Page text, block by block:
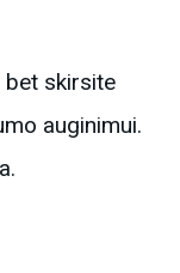
bet skirsite
auginimui.